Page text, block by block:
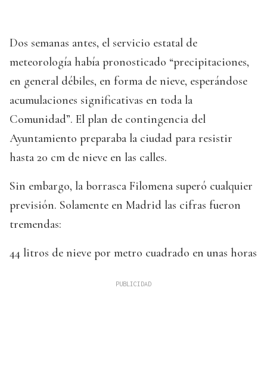
Dos semanas antes, el servicio estatal de
meteorología había pronosticado “precipitaciones,
en general débiles, en forma de nieve, esperándose
acumulaciones significativas en toda la
Comunidad”. El plan de contingencia del
Ayuntamiento preparaba la ciudad para resistir
hasta 20 cm de nieve en las calles.
Sin embargo, la borrasca Filomena superó cualquier
previsión. Solamente en Madrid las cifras fueron
tremendas:
44 litros de nieve por metro cuadrado en unas horas